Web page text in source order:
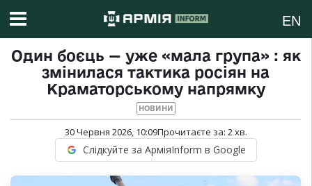
EN
Один боєць — уже «мала група» : як
змінилася тактика росіян на
Краматорському напрямку
НОВИНИ
30 Червня 2026, 10:09Прочитаєте за: 2хв.
Слідкуйте за АрміяInform в Google